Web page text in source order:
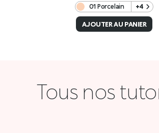
01 Porcelain +4
AJOUTER AU PANIER
Tous nos